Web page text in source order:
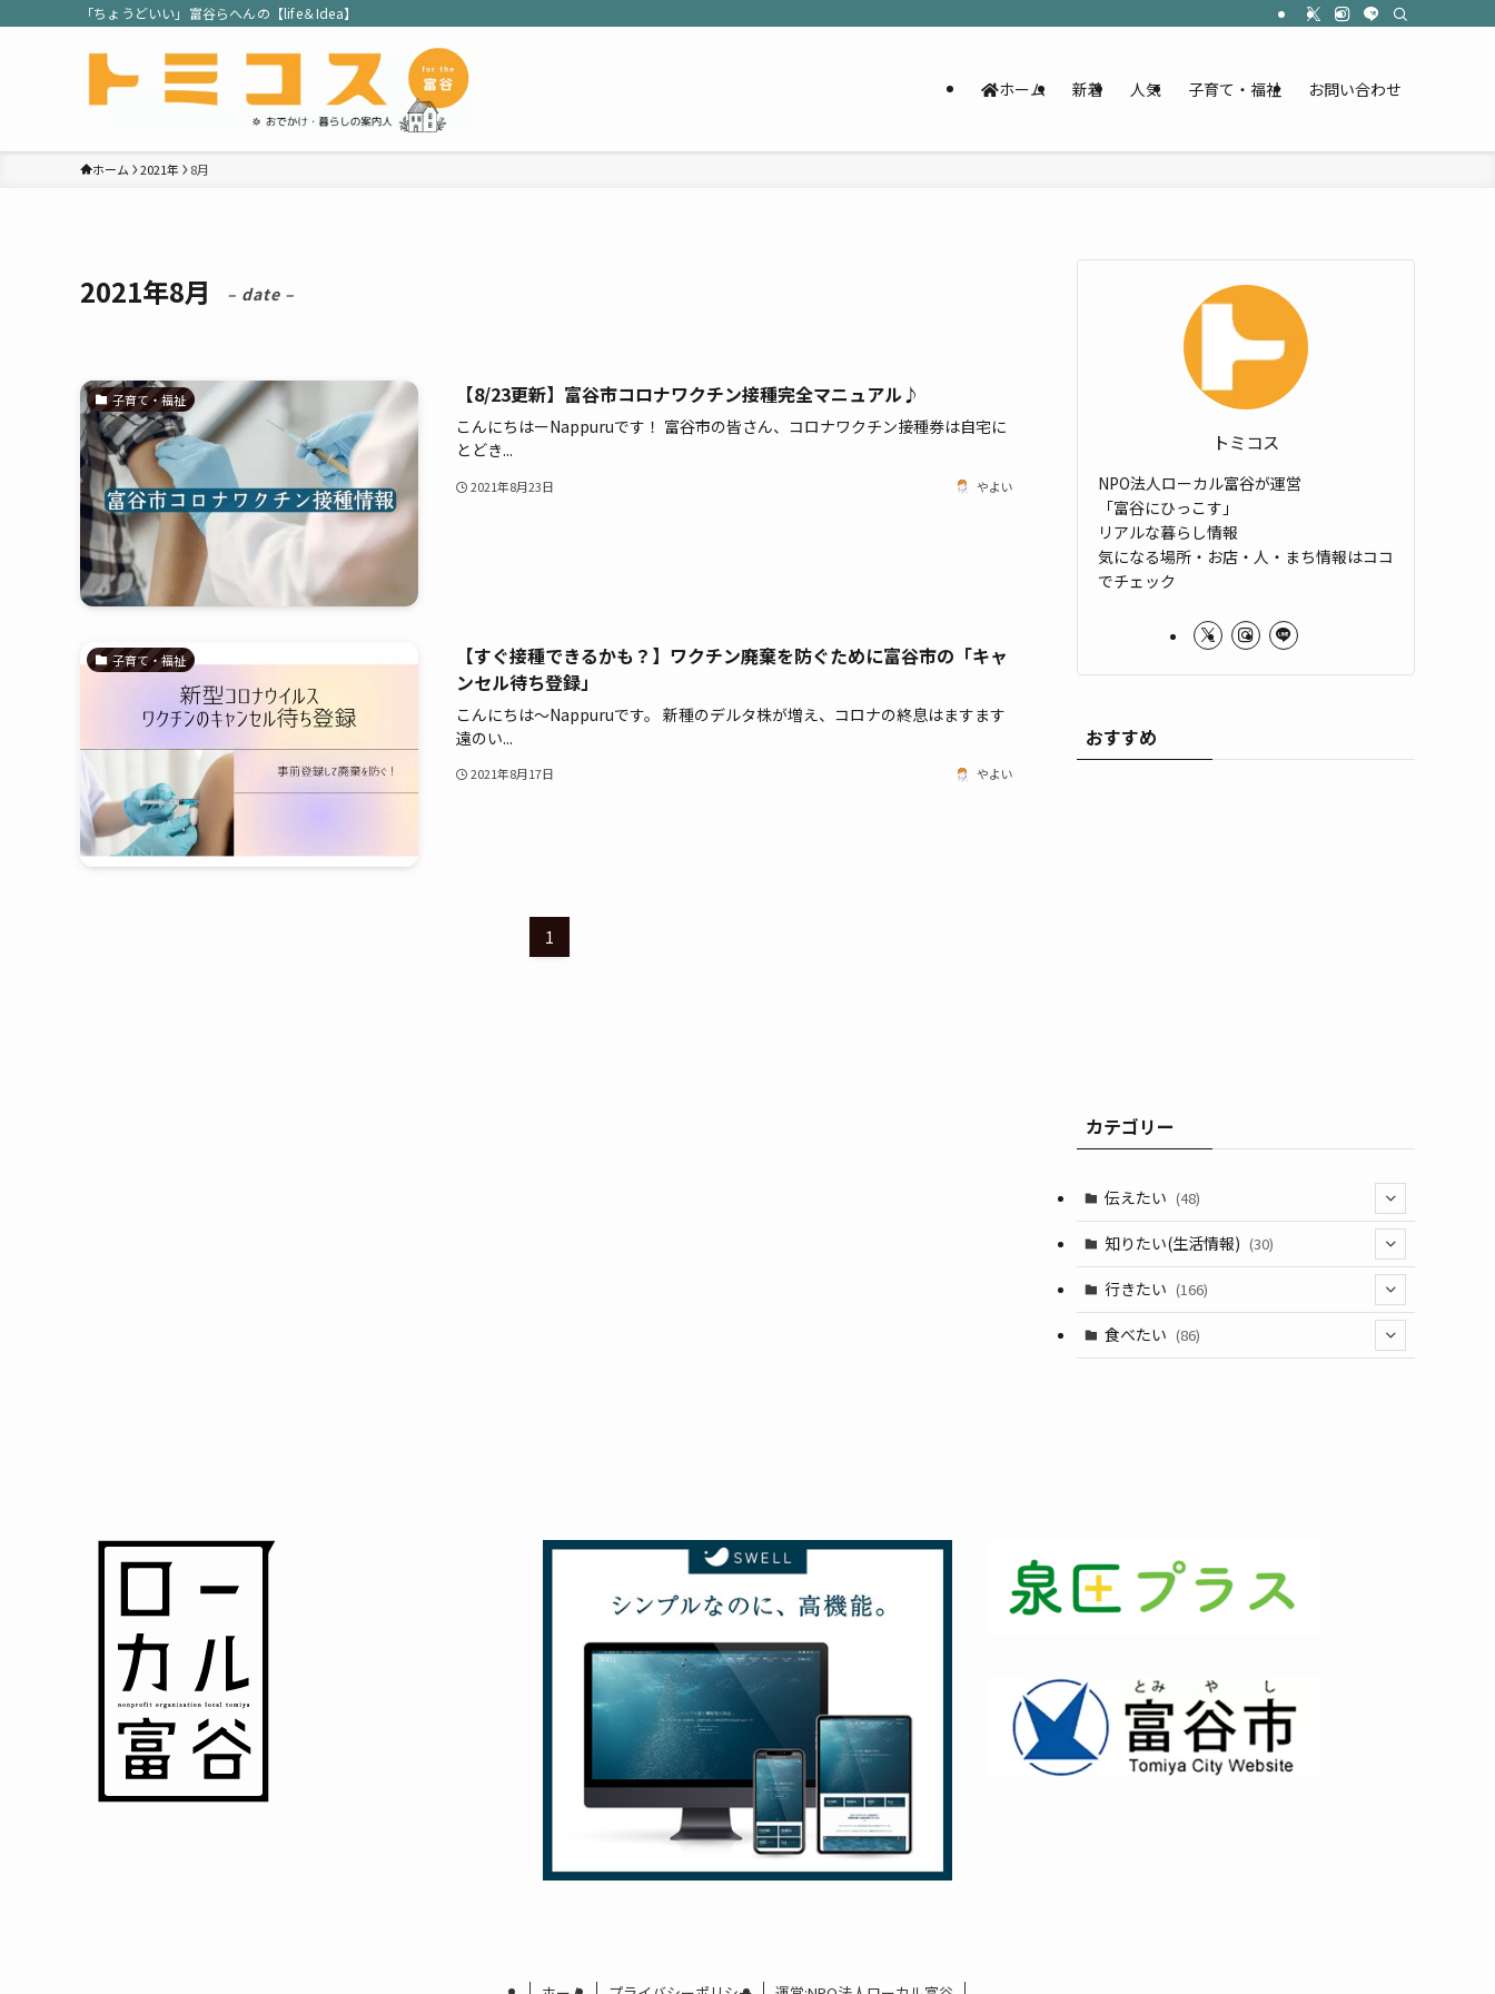
「ちょうどいい」富谷らへんの【life＆Idea】
ホーム 新着 人気 子育て・福祉 お問い合わせ
ホーム 2021年 8月
2021年8月 – date –
子育て・福祉 【8/23更新】富谷市コロナワクチン接種完全マニュアル♪
こんにちはーNappuruです！ 富谷市の皆さん、コロナワクチン接種券は自宅に
とどき...
2021年8月23日 やよい
子育て・福祉
【すぐ接種できるかも？】ワクチン廃棄を防ぐために富谷市の「キャ
ンセル待ち登録」
こんにちは～Nappuruです。 新種のデルタ株が増え、コロナの終息はますます
遠のい...
2021年8月17日 やよい
1
トミコス
NPO法人ローカル富谷が運営
「富谷にひっこす」
リアルな暮らし情報
気になる場所・お店・人・まち情報はココ
でチェック
おすすめ
カテゴリー
伝えたい (48)
(44)
(1)
知りたい(生活情報) (30)
(10)
(11)
行きたい (166)
(18)
食べたい (86)